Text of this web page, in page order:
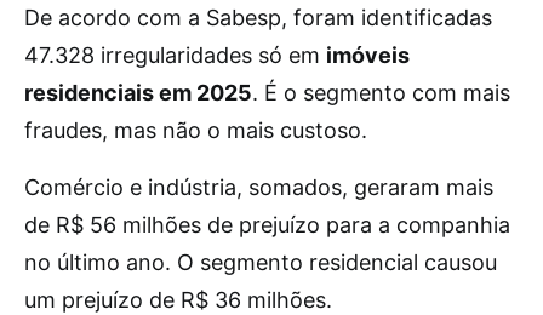
De acordo com a Sabesp, foram identificadas
47.328 irregularidades só em imóveis
residenciais em 2025. É o segmento com mais
fraudes, mas não o mais custoso.
Comércio e indústria, somados, geraram mais
de R$ 56 milhões de prejuízo para a companhia
no último ano. O segmento residencial causou
um prejuízo de R$ 36 milhões.